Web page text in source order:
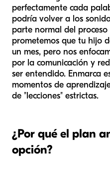
perfectamente cada
podría volver a los
parte normal del
prometemos que tu hijo
un mes, pero nos
por la comunicación y
ser entendido. Enmarca
momentos de
de "lecciones" estrictas.
¿Por qué el plan
opción?